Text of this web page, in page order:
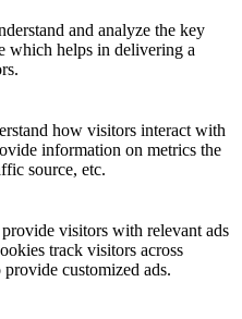
and analyze the key
which helps in delivering a
how visitors interact with
information on metrics the
source, etc.
visitors with relevant ads
track visitors across
customized ads.